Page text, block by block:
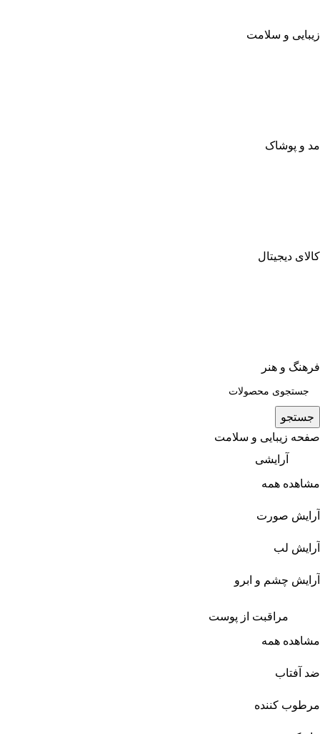
زیبایی و سلامت
مد و پوشاک
کالای دیجیتال
فرهنگ و هنر
جستجو
صفحه زیبایی و سلامت
آرایشی
مشاهده همه
آرایش صورت
آرایش لب
آرایش چشم و ابرو
مراقبت از پوست
مشاهده همه
ضد آفتاب
مرطوب کننده